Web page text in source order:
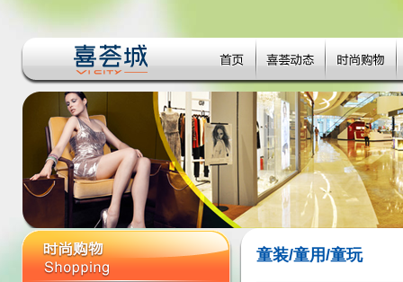
童装/童用/童玩